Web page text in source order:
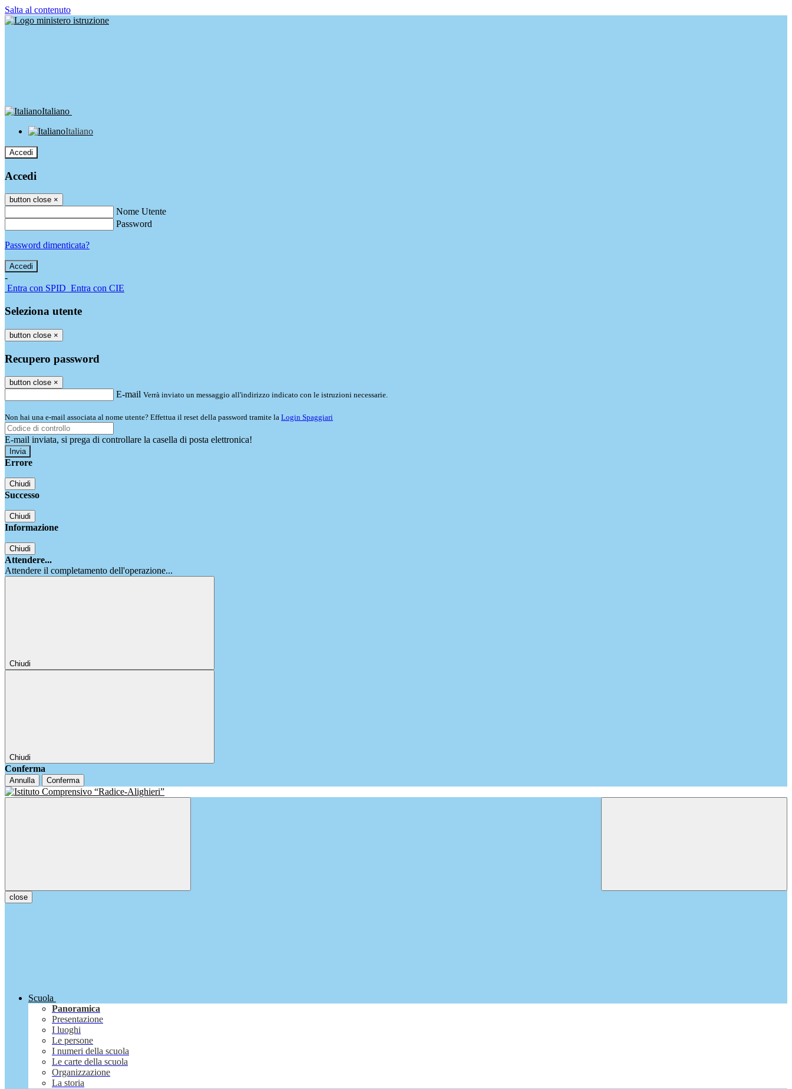
Salta al contenuto
Italiano
Italiano
Accedi
Accedi
button close ×
Nome Utente
Password
Password dimenticata?
-
Entra con SPID Entra con CIE
Seleziona utente
button close ×
Recupero password
button close ×
E-mail Verrà inviato un messaggio all'indirizzo indicato con le istruzioni necessarie.
Non hai una e-mail associata al nome utente? Effettua il reset della password tramite la Login Spaggiari
E-mail inviata, si prega di controllare la casella di posta elettronica!
Errore
Chiudi
Successo
Chiudi
Informazione
Chiudi
Attendere...
Attendere il completamento dell'operazione...
Chiudi
Chiudi
Conferma
Annulla Conferma
close
Scuola
Panoramica
Presentazione
I luoghi
Le persone
I numeri della scuola
Le carte della scuola
Organizzazione
La storia